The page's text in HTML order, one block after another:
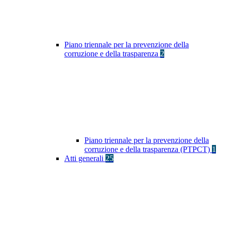
Piano triennale per la prevenzione della
corruzione e della trasparenza 2
Piano triennale per la prevenzione della
corruzione e della trasparenza (PTPCT) 1
Atti generali 25